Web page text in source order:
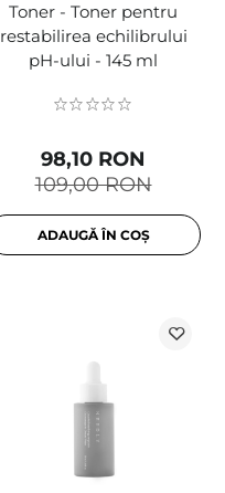
Toner - Toner pentru
restabilirea echilibrului
pH-ului - 145 ml
109,00 RON
98,10 RON
ADAUGĂ ÎN COȘ